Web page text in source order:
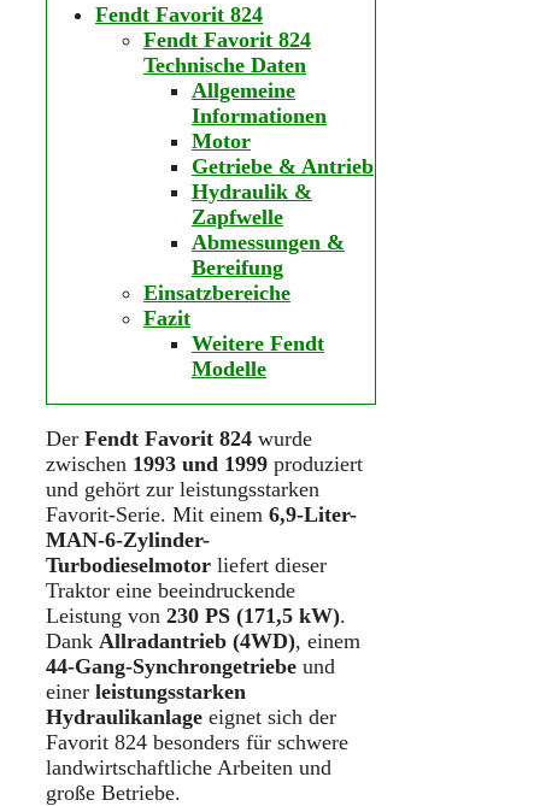
Fendt Favorit 824
Fendt Favorit 824
Technische Daten
Allgemeine
Informationen
Motor
Getriebe & Antrieb
Hydraulik &
Zapfwelle
Abmessungen &
Bereifung
Einsatzbereiche
Fazit
Weitere Fendt
Modelle
Der Fendt Favorit 824 wurde
zwischen 1993 und 1999 produziert
und gehört zur leistungsstarken
Favorit-Serie. Mit einem 6,9-Liter-
MAN-6-Zylinder-
Turbodieselmotor liefert dieser
Traktor eine beeindruckende
Leistung von 230 PS (171,5 kW).
Dank Allradantrieb (4WD), einem
44-Gang-Synchrongetriebe und
einer leistungsstarken
Hydraulikanlage eignet sich der
Favorit 824 besonders für schwere
landwirtschaftliche Arbeiten und
große Betriebe.